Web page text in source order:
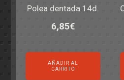
Polea dentada 14d.
6,85€
AÑADIR AL
CARRITO